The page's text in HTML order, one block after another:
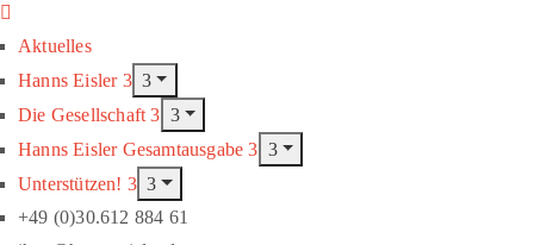
Aktuelles
Hanns Eisler
Die Gesellschaft
Hanns Eisler Gesamtausgabe
Unterstützen!
+49 (0)30.612 884 61